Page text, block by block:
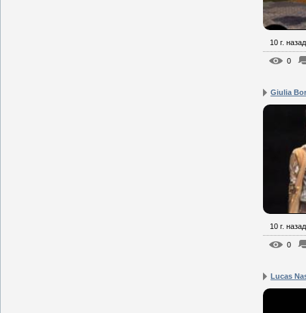
10 г. назад
0
Giulia
10 г. назад
0
Lucas